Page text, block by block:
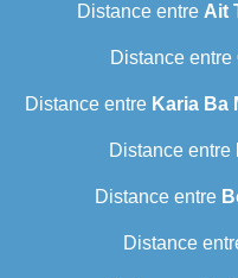
Distance entre Ait
Distance entre
Distance entre Karia Ba
Distance entre
Distance entre
Distance